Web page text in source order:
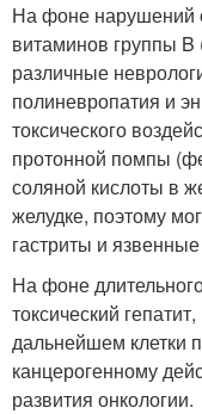
На фоне нарушений
витаминов группы B
различные
полиневропатия и
токсического
протонной помпы
соляной кислоты в
желудке, поэтому
гастриты и
На фоне
токсический
дальнейшем клетки
канцерогенному
развития онкологии.